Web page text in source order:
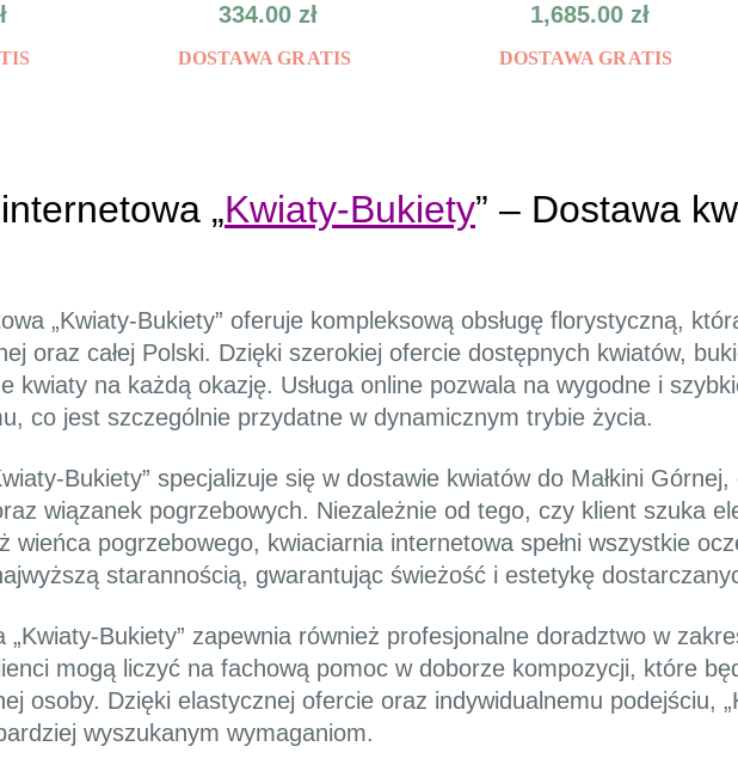
334.00 zł
DOSTAWA GRATIS
1,685.00 zł
DOSTAWA GRATIS
„Kwiaty-Bukiety” – Dostawa
„Kwiaty-Bukiety” oferuje kompleksową obsługę florystyczną,
oraz całej Polski. Dzięki szerokiej ofercie dostępnych kwiatów,
kwiaty na każdą okazję. Usługa online pozwala na wygodne i
co jest szczególnie przydatne w dynamicznym trybie życia.
Bukiety” specjalizuje się w dostawie kwiatów do Małkini
wiązanek pogrzebowych. Niezależnie od tego, czy klient szuka
wieńca pogrzebowego, kwiaciarnia internetowa spełni wszystkie
starannością, gwarantując świeżość i estetykę
„Kwiaty-Bukiety” zapewnia również profesjonalne doradztwo w
mogą liczyć na fachową pomoc w doborze kompozycji, które
osoby. Dzięki elastycznej ofercie oraz indywidualnemu podejściu,
wyszukanym wymaganiom.